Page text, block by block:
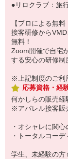
●リロクラブ：旅
【プロによる無料
接客研修から
無料！
Zoom開催で自宅
する安心の研修制
※上記制度のご利
応募資格・経
何かしらの販売経
※アパレル接客販
・オシャレに関
・トータルコー
学生、未経験の方